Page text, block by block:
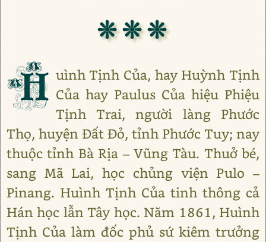
❊ ❊ ❊
H uình Tịnh Của, hay Huỳnh Tịnh
Của hay Paulus Của hiệu Phiệu
Tịnh Trai, người làng Phước
Thọ, huyện Đất Đỏ, tỉnh Phước Tuy; nay
thuộc tỉnh Bà Rịa – Vũng Tàu. Thuở bé,
sang Mã Lai, học chủng viện Pulo –
Pinang. Huình Tịnh Của tinh thông cả
Hán học lẫn Tây học. Năm 1861, Huình
Tịnh Của làm đốc phủ sứ kiêm trưởng